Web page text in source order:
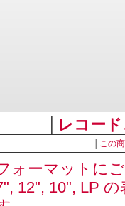
レコー
この
ォーマットに
12", 10", LP